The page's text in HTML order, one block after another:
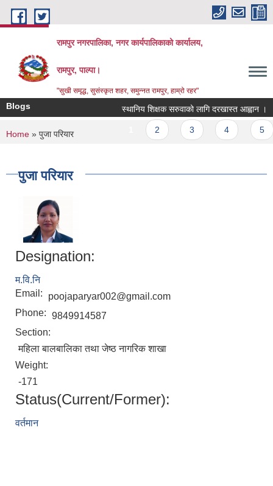
Skip to main content
रामपुर नगरपालिका, नगर कार्यपालिकाको कार्यालय,
रामपुर, पाल्पा।
"सुखी समृद्ध, सुसंस्कृत शहर, समुन्नत रामपुर, हाम्रो रहर"
Blogs स्थानिय शिक्षक सरुवाको लागि दरखास्त आह्वान ।
Pages
You are here
Home » पुजा परियार
पुजा परियार
Designation:
म.वि.नि
Email:
poojaparyar002@gmail.com
Phone: 9849914587
Section:
महिला बालबालिका तथा जेष्ठ नागरिक शाखा
Weight:
-171
Status(Current/Former):
वर्तमान